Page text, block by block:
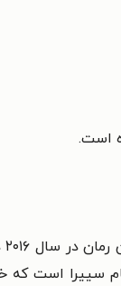
است.
سییرا است که